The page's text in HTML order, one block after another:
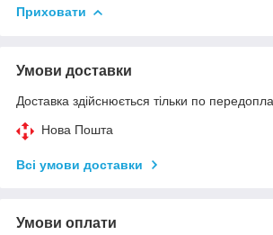
Приховати
Умови доставки
Доставка здійснюється тільки по
Нова Пошта
Всі умови доставки
Умови оплати